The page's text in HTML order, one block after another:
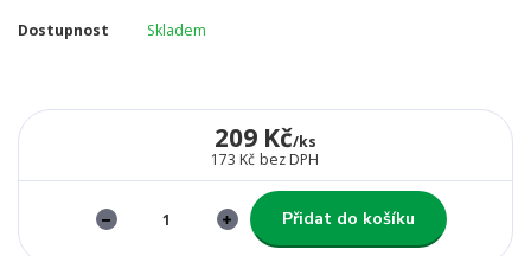
Dostupnost Skladem
209 Kč/ks
173 Kč bez DPH
Přidat do košíku